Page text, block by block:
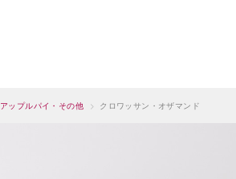
アップルパイ・その他 > クロワッサン・オザマンド